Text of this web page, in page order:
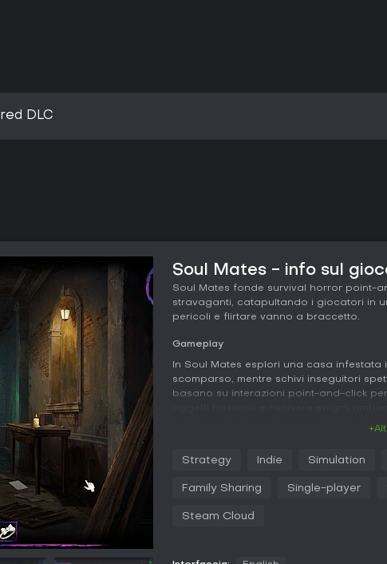
DLC
Soul Mates - info sul
Soul Mates fonde survival horror point-
stravaganti, catapultando i giocatori in
pericoli e flirtare vanno a braccetto.
Gameplay
In Soul Mates esplori una casa
scomparso, mentre schivi inseguitori
basano su interazioni point-and-click
tramite scelte dialoghi, capaci di
lo stato mentale, provocando
Strategy Indie Simulation
Family Sharing Single-player
Steam Cloud